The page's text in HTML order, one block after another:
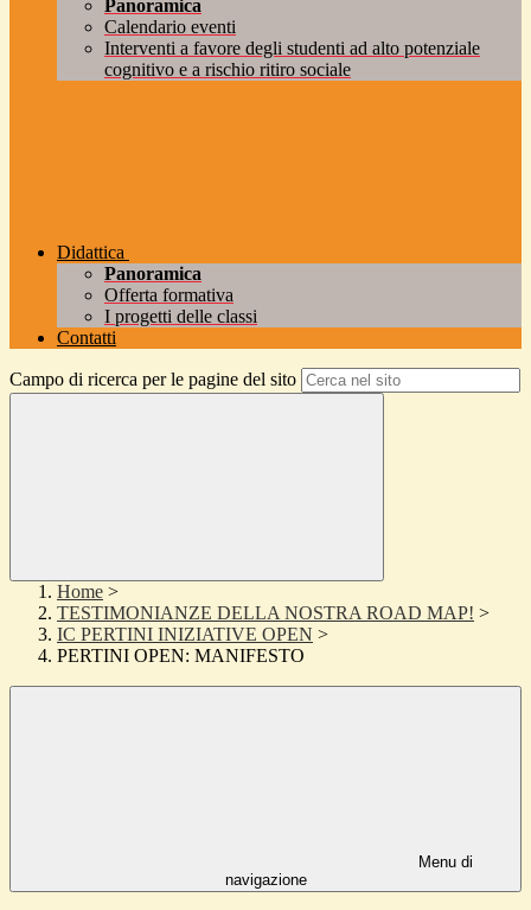
Panoramica
Calendario eventi
Interventi a favore degli studenti ad alto potenziale
cognitivo e a rischio ritiro sociale
Didattica
Panoramica
Offerta formativa
I progetti delle classi
Contatti
Campo di ricerca per le pagine del sito
Home >
TESTIMONIANZE DELLA NOSTRA ROAD MAP! >
IC PERTINI INIZIATIVE OPEN >
PERTINI OPEN: MANIFESTO
Menu di
navigazione